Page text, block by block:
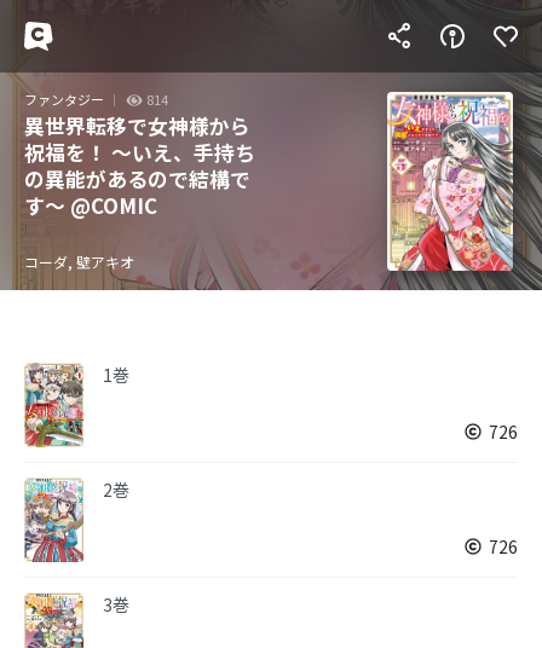
ファンタジー 814
異世界転移で女神様から
祝福を！ ～いえ、手持ち
の異能があるので結構で
す～ @COMIC
コーダ, 壁アキオ
1巻
726
2巻
726
3巻